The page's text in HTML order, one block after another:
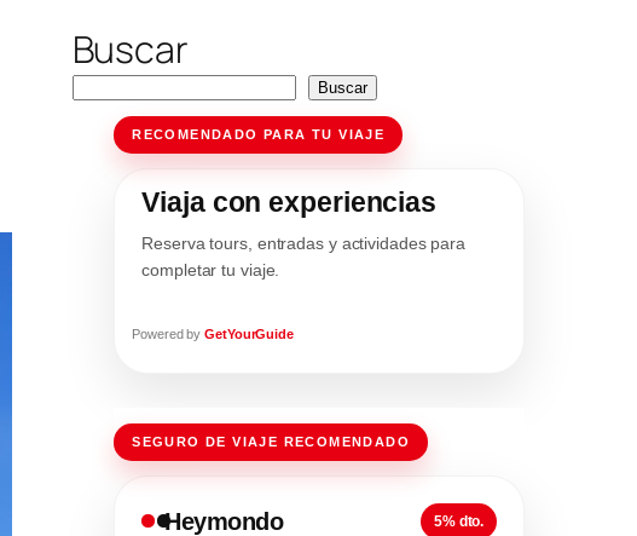
Buscar
Buscar
RECOMENDADO PARA TU VIAJE
Viaja con experiencias
Reserva tours, entradas y actividades para
completar tu viaje.
Powered byGetYourGuide
SEGURO DE VIAJE RECOMENDADO
Heymondo 5% dto.